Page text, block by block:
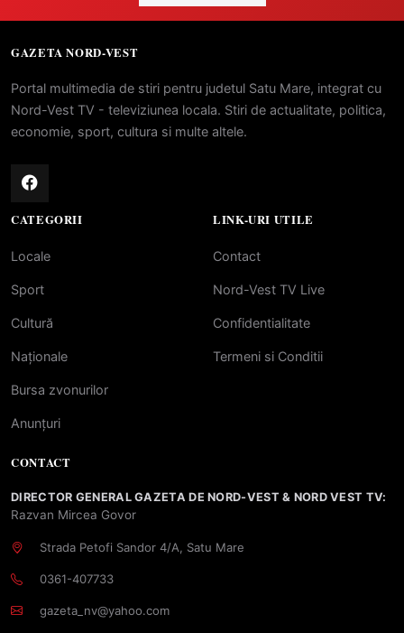
GAZETA NORD-VEST
Portal multimedia de stiri pentru judetul Satu Mare, integrat cu
Nord-Vest TV - televiziunea locala. Stiri de actualitate, politica,
economie, sport, cultura si multe altele.
CATEGORII
Locale
Sport
Cultură
Naționale
Bursa zvonurilor
Anunțuri
LINK-URI UTILE
Contact
Nord-Vest TV Live
Confidentialitate
Termeni si Conditii
CONTACT
DIRECTOR GENERAL GAZETA DE NORD-VEST & NORD VEST TV:
Razvan Mircea Govor
Strada Petofi Sandor 4/A, Satu Mare
0361-407733
gazeta_nv@yahoo.com